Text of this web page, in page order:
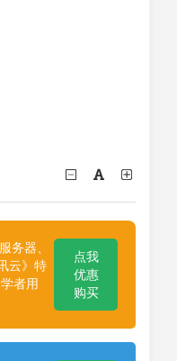
务器、
云》特
者用
点我
优惠
购买